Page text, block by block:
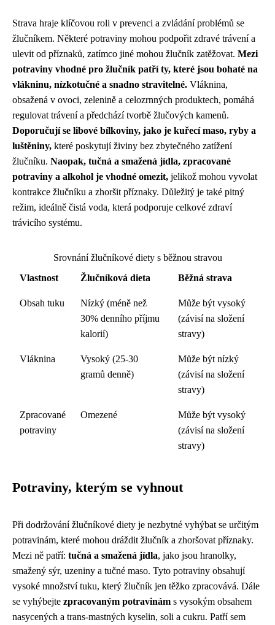
Strava hraje klíčovou roli v prevenci a zvládání problémů se
žlučníkem. Některé potraviny mohou podpořit zdravé trávení a
ulevit od příznaků, zatímco jiné mohou žlučník zatěžovat. Mezi
potraviny vhodné pro žlučník patří ty, které jsou bohaté na
vlákninu, nízkotučné a snadno stravitelné. Vláknina,
obsažená v ovoci, zelenině a celozrnných produktech, pomáhá
regulovat trávení a předchází tvorbě žlučových kamenů.
Doporučují se libové bílkoviny, jako je kuřecí maso, ryby a
luštěniny, které poskytují živiny bez zbytečného zatížení
žlučníku. Naopak, tučná a smažená jídla, zpracované
potraviny a alkohol je vhodné omezit, jelikož mohou vyvolat
kontrakce žlučníku a zhoršit příznaky. Důležitý je také pitný
režim, ideálně čistá voda, která podporuje celkové zdraví
trávicího systému.
Srovnání žlučníkové diety s běžnou stravou
Vlastnost
Žlučníková dieta Běžná strava
Obsah tuku
Nízký (méně než
30% denního příjmu
kalorií)
Může být vysoký
(závisí na složení
stravy)
Vláknina
Vysoký (25-30
gramů denně)
Může být nízký
(závisí na složení
stravy)
Zpracované
potraviny
Omezené
Může být vysoký
(závisí na složení
stravy)
Potraviny, kterým se vyhnout
Při dodržování žlučníkové diety je nezbytné vyhýbat se určitým
potravinám, které mohou dráždit žlučník a zhoršovat příznaky.
Mezi ně patří: tučná a smažená jídla, jako jsou hranolky,
smažený sýr, uzeniny a tučné maso. Tyto potraviny obsahují
vysoké množství tuku, který žlučník jen těžko zpracovává. Dále
se vyhýbejte zpracovaným potravinám s vysokým obsahem
nasycených a trans-mastných kyselin, soli a cukru. Patří sem